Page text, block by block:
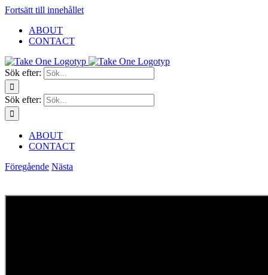
Fortsätt till innehållet
ABOUT
CONTACT
Sök efter:
Sök efter:
ABOUT
CONTACT
Föregående Nästa